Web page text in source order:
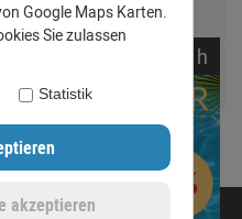
h
Google Maps Karten.
Sie zulassen
Statistik